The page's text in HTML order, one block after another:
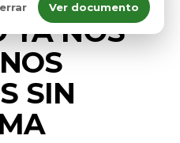
Ver documento
YA NOS
SIN